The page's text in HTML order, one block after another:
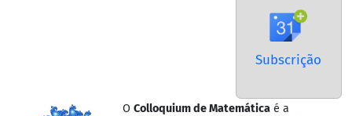
Subscrição
OColloquium de Matemática é a